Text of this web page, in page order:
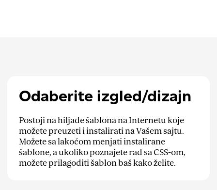
Odaberite izgled/dizajn
Postoji na hiljade šablona na Internetu koje
možete preuzeti i instalirati na Vašem sajtu.
Možete sa lakoćom menjati instalirane
šablone, a ukoliko poznajete rad sa CSS-om,
možete prilagoditi šablon baš kako želite.